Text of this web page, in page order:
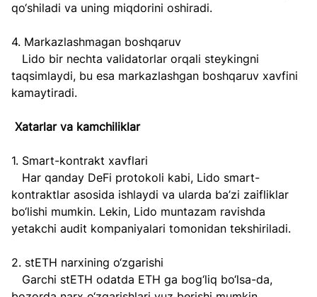
qo‘shiladi va uning miqdorini oshiradi.
4. Markazlashmagan boshqaruv
taqsimlaydi, bu esa markazlashgan boshqaruv xavfini
kamaytiradi.
Xatarlar va kamchiliklar
1. Smart-kontrakt xavflari
kontraktlar asosida ishlaydi va ularda ba’zi zaifliklar
bo‘lishi mumkin. Lekin, Lido muntazam ravishda
yetakchi audit kompaniyalari tomonidan tekshiriladi.
2. stETH narxining o‘zgarishi